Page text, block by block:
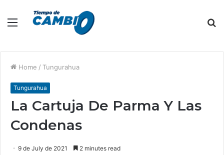
Menu
Home / Tungurahua
Tungurahua
La Cartuja De Parma Y Las
Condenas
9 de July de 2021 2 minutes read